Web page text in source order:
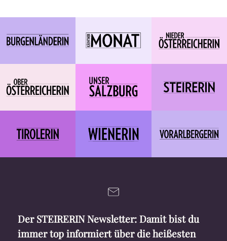
Der STEIRERIN Newsletter: Damit bist du
immer top informiert über die heißesten